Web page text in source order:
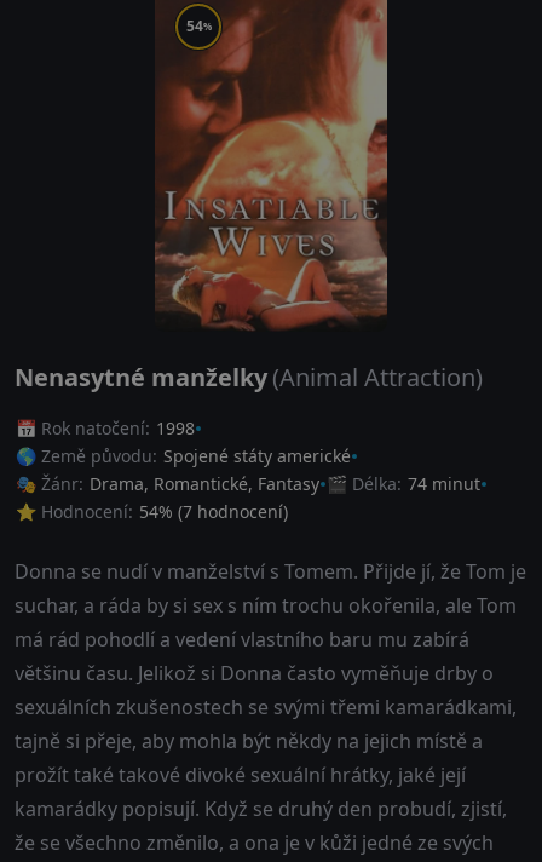
54%
Nenasytné manželky(Animal Attraction)
📅 Rok natočení: 1998
🌎 Země původu: Spojené státy americké
🎭 Žánr: Drama, Romantické, Fantasy 🎬 Délka: 74 minut
⭐ Hodnocení: 54% (7 hodnocení)
Donna se nudí v manželství s Tomem. Přijde jí, že Tom je
suchar, a ráda by si sex s ním trochu okořenila, ale Tom
má rád pohodlí a vedení vlastního baru mu zabírá
většinu času. Jelikož si Donna často vyměňuje drby o
sexuálních zkušenostech se svými třemi kamarádkami,
tajně si přeje, aby mohla být někdy na jejich místě a
prožít také takové divoké sexuální hrátky, jaké její
kamarádky popisují. Když se druhý den probudí, zjistí,
že se všechno změnilo, a ona je v kůži jedné ze svých